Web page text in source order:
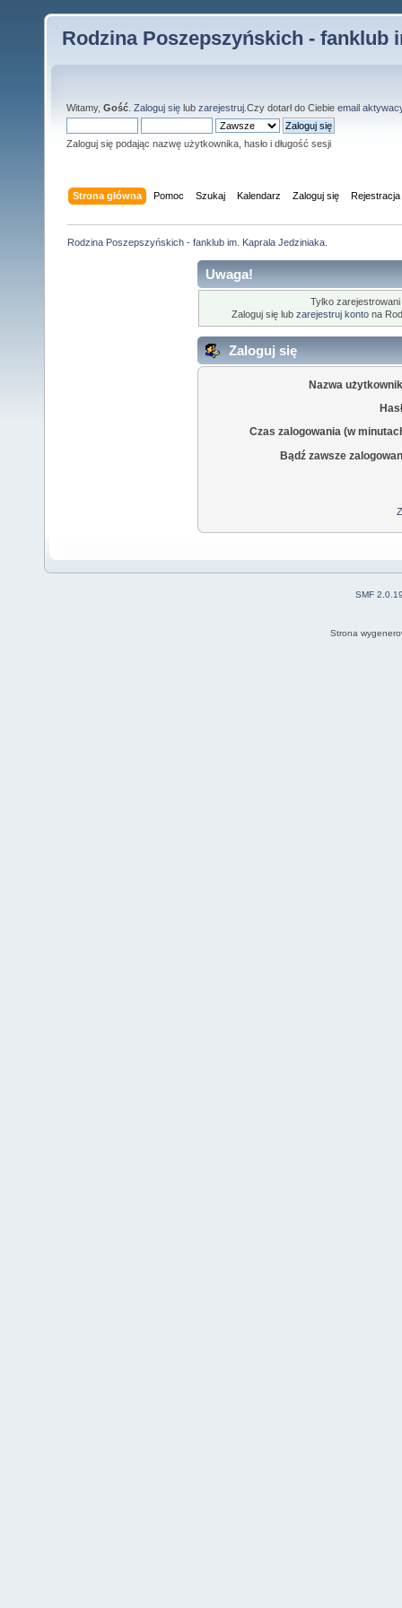
Rodzina Poszepszyńskich - fanklub
Witamy, Gość Zaloguj się lub zarejestruj .Czy dotarł do Ciebie email
Zaloguj się podając nazwę użytkownika, hasło i długość sesji
Strona główna Pomoc Szukaj Kalendarz Zaloguj się Rejestracja
Rodzina Poszepszyńskich - fanklub im. Kaprala Jedziniaka.
Uwaga!
Tylko
Zaloguj się lub zarejestruj konto na
Zaloguj się
Nazwa
Czas zalogowania (w
Bądź zawsze
SMF
Strona